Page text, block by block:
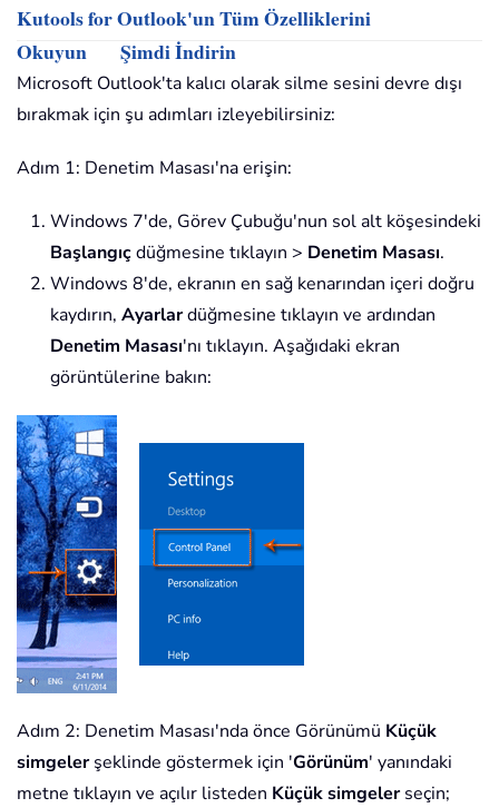
Kutools for Outlook'un Tüm Özelliklerini
Okuyun
Şimdi İndirin
Microsoft Outlook'ta kalıcı olarak silme sesini devre dışı
bırakmak için şu adımları izleyebilirsiniz:
Adım 1: Denetim Masası'na erişin:
Windows 7'de, Görev Çubuğu'nun sol alt köşesindeki
Başlangıçdüğmesine tıklayın > Denetim Masası.
Windows 8'de, ekranın en sağ kenarından içeri doğru
kaydırın, Ayarlardüğmesine tıklayın ve ardından
Denetim Masası'nı tıklayın. Aşağıdaki ekran
görüntülerine bakın:
Adım 2: Denetim Masası'nda önce Görünümü Küçük
simgelerşeklinde göstermek için 'Görünüm' yanındaki
metne tıklayın ve açılır listeden Küçük simgelerseçin;